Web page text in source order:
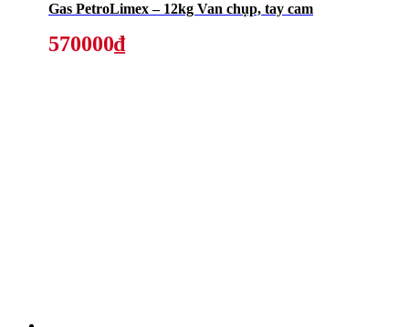
Gas PetroLimex – 12kg Van chụp, tay cam
570000₫